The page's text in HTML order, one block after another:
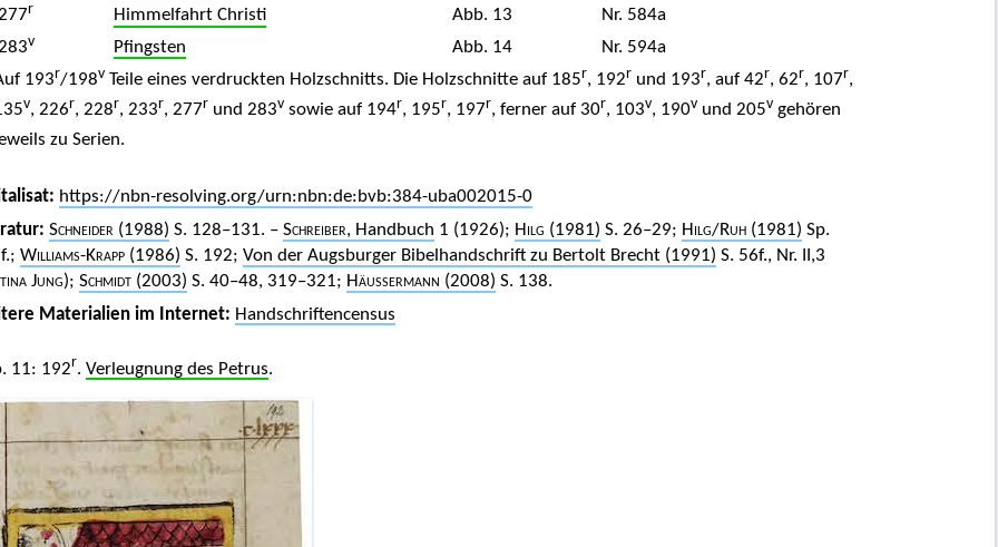
r Himmelfahrt Christi Abb. 13
Nr. 584a
v Pfingsten Abb. 14
Nr. 594a
193r/198vTeile eines verdruckten Holzschnitts. Die Holzschnitte auf 185r, 192r und 193r, auf 42r, 62r, 107r,
v, 226r, 228r, 233r, 277r und 283vsowie auf 194r, 195r, 197r, ferner auf 30r, 103v, 190vund 205vgehören
zu Serien.
https://nbn-resolving.org/urn:nbn:de:bvb:384-uba002015-0
Schneider (1988) S. 128–131. – Schreiber, Handbuch 1 (1926); Hilg (1981) S. 26–29; Hilg/Ruh (1981) Sp.
Williams-Krapp(1986) S. 192; Von der Augsburger Bibelhandschrift zu Bertolt Brecht (1991) S. 56f., Nr. II,3
Jung); Schmidt(2003) S. 40–48, 319–321; Häussermann (2008) S. 138.
Materialien im Internet: Handschriftencensus
11: 192r. Verleugnung des Petrus.